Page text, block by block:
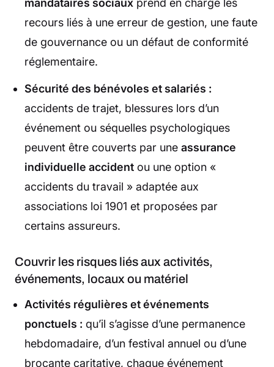
mandataires sociaux prend en charge les
recours liés à une erreur de gestion, une faute
de gouvernance ou un défaut de conformité
réglementaire.
Sécurité des bénévoles et salariés :
accidents de trajet, blessures lors d’un
événement ou séquelles psychologiques
peuvent être couverts par une assurance
individuelle accident ou une option «
accidents du travail » adaptée aux
associations loi 1901 et proposées par
certains assureurs.
Couvrir les risques liés aux activités,
événements, locaux ou matériel
Activités régulières et événements
ponctuels : qu’il s’agisse d’une permanence
hebdomadaire, d’un festival annuel ou d’une
brocante caritative, chaque événement